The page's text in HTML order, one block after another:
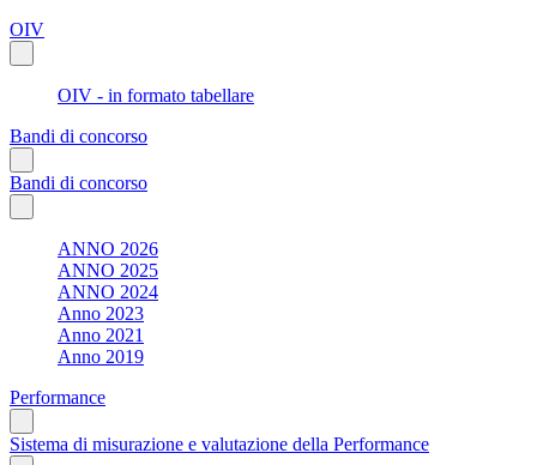
OIV
OIV - in formato tabellare
Bandi di concorso
Bandi di concorso
ANNO 2026
ANNO 2025
ANNO 2024
Anno 2023
Anno 2021
Anno 2019
Performance
Sistema di misurazione e valutazione della Performance